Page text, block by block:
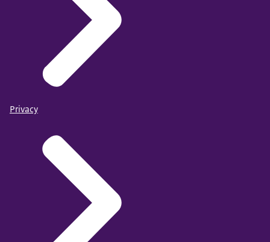
Privacy